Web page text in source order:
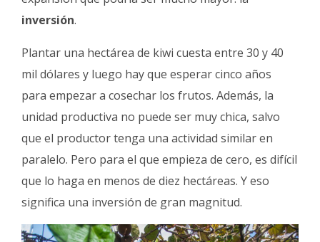
inversión.
Plantar una hectárea de kiwi cuesta entre 30 y 40
mil dólares y luego hay que esperar cinco años
para empezar a cosechar los frutos. Además, la
unidad productiva no puede ser muy chica, salvo
que el productor tenga una actividad similar en
paralelo. Pero para el que empieza de cero, es difícil
que lo haga en menos de diez hectáreas. Y eso
significa una inversión de gran magnitud.